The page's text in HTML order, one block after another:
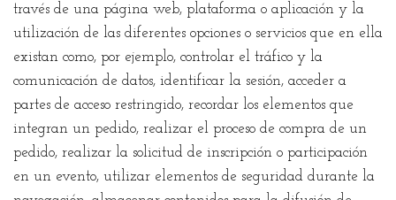
través de una página web, plataforma o aplicación y la
utilización de las diferentes opciones o servicios que en ella
existan como, por ejemplo, controlar el tráfico y la
comunicación de datos, identificar la sesión, acceder a
partes de acceso restringido, recordar los elementos que
integran un pedido, realizar el proceso de compra de un
pedido, realizar la solicitud de inscripción o participación
en un evento, utilizar elementos de seguridad durante la